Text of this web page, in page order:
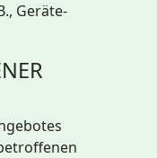
Geräte-